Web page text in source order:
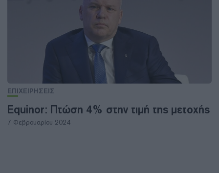
ΕΠΙΧΕΙΡΗΣΕΙΣ
Equinor: Πτώση 4% στην τιμή της μετοχής
7 Φεβρουαρίου 2024